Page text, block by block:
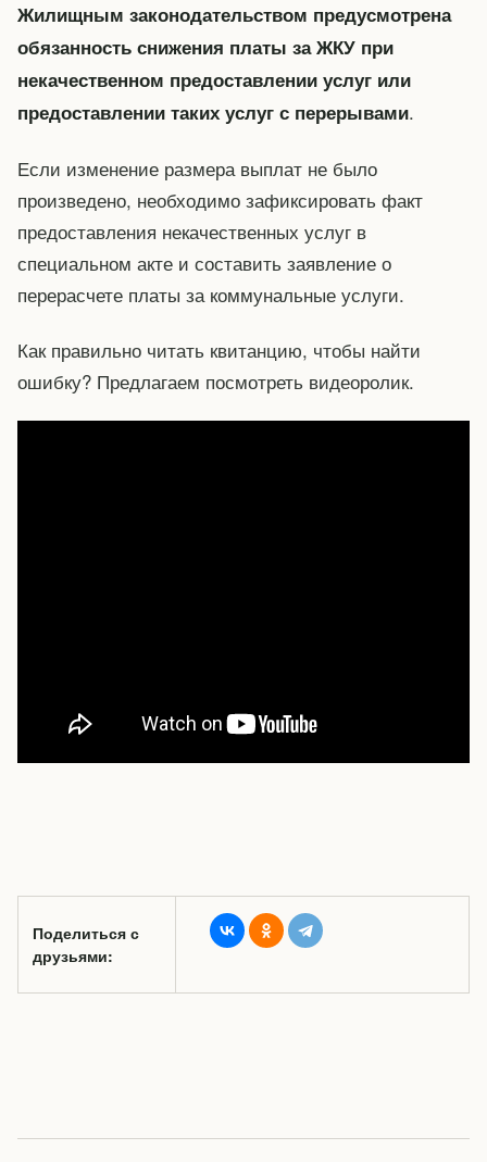
Жилищным законодательством предусмотрена
обязанность снижения платы за ЖКУ при
некачественном предоставлении услуг или
предоставлении таких услуг с перерывами.
Если изменение размера выплат не было
произведено, необходимо зафиксировать факт
предоставления некачественных услуг в
специальном акте и составить заявление о
перерасчете платы за коммунальные услуги.
Как правильно читать квитанцию, чтобы найти
ошибку? Предлагаем посмотреть видеоролик.
Поделиться с
друзьями: